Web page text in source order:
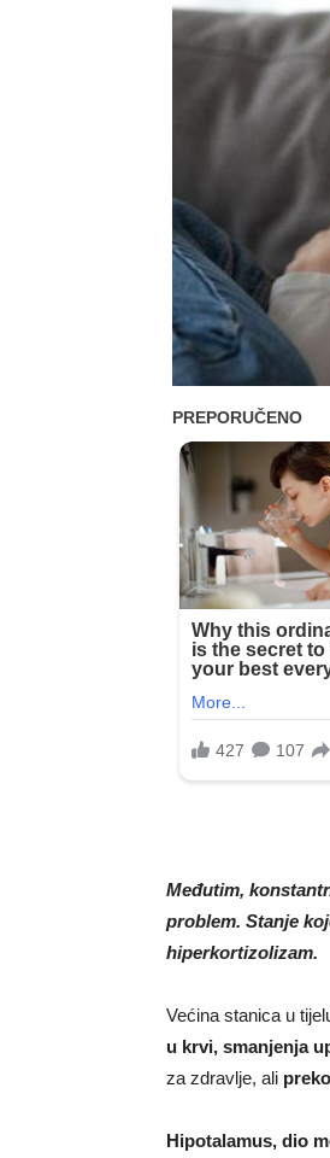
Međutim,
problem. Stanje
hiperkortizolizam.
Većina stanica u
u krvi, smanjenja
za zdravlje, ali
Hipotalamus, dio